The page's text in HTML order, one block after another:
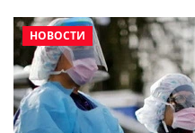
НОВОСТИ